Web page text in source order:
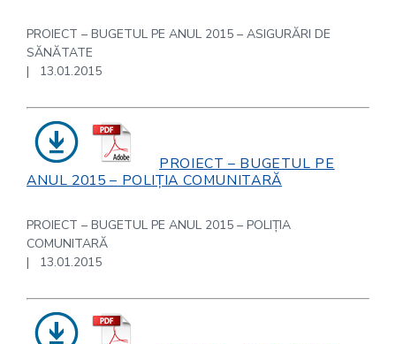
PROIECT – BUGETUL PE ANUL 2015 – ASIGURĂRI DE
SĂNĂTATE
| 13.01.2015
PROIECT – BUGETUL PE
ANUL 2015 – POLIȚIA COMUNITARĂ
PROIECT – BUGETUL PE ANUL 2015 – POLIȚIA
COMUNITARĂ
| 13.01.2015